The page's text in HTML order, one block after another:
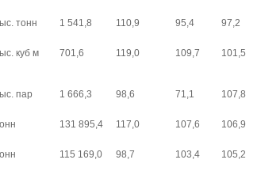
тонн 1 541,8 110,9 95,4 97,2
куб м 701,6 119,0 109,7 101,5
пар 1 666,3 98,6 71,1 107,8
131 895,4 117,0 107,6 106,9
115 169,0 98,7 103,4 105,2